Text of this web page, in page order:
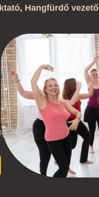
Hangfürdő vezető